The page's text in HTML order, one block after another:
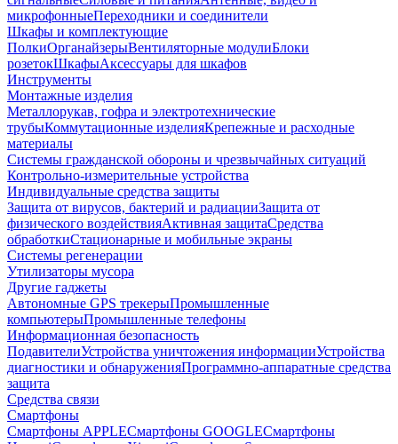
микрофонныеПереходники и соединители
Шкафы и комплектующие
ПолкиОрганайзерыВентиляторные модулиБлоки
розетокШкафыАксессуары для шкафов
Инструменты
Монтажные изделия
Металлорукав, гофра и электротехнические
трубыКоммутационные изделияКрепежные и расходные
материалы
Системы гражданской обороны и чрезвычайных ситуаций
Контрольно-измерительные устройства
Индивидуальные средства защиты
Защита от вирусов, бактерий и радиацииЗащита от
физического воздействияАктивная защитаСредства
обработкиСтационарные и мобильные экраны
Системы регенерации
Утилизаторы мусора
Другие гаджеты
Автономные GPS трекерыПромышленные
компьютерыПромышленные телефоны
Информационная безопасность
ПодавителиУстройства уничтожения информацииУстройства
диагностики и обнаруженияПрограммно-аппаратные средства
защита
Средства связи
Смартфоны
Смартфоны APPLEСмартфоны GOOGLEСмартфоны